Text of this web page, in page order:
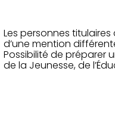
Les personnes
d’une mention
Possibilité de préparer
de la Jeunesse, de